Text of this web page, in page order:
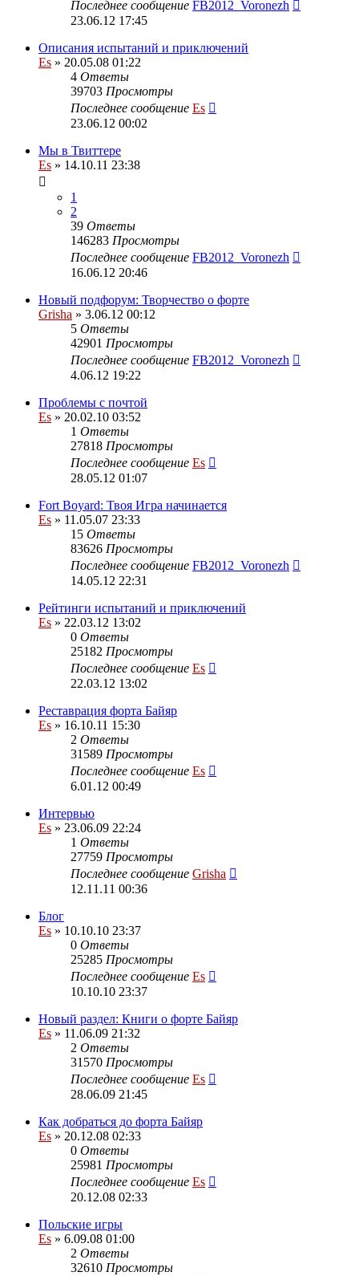
Последнее сообщение FB2012_Voronezh
23.06.12 17:45
Описания испытаний и приключений
Es » 20.05.08 01:22
4 Ответы
39703 Просмотры
Последнее сообщение Es
23.06.12 00:02
Мы в Твиттере
Es » 14.10.11 23:38
1
2
39 Ответы
146283 Просмотры
Последнее сообщение FB2012_Voronezh
16.06.12 20:46
Новый подфорум: Творчество о форте
Grisha » 3.06.12 00:12
5 Ответы
42901 Просмотры
Последнее сообщение FB2012_Voronezh
4.06.12 19:22
Проблемы с почтой
Es » 20.02.10 03:52
1 Ответы
27818 Просмотры
Последнее сообщение Es
28.05.12 01:07
Fort Boyard: Твоя Игра начинается
Es » 11.05.07 23:33
15 Ответы
83626 Просмотры
Последнее сообщение FB2012_Voronezh
14.05.12 22:31
Рейтинги испытаний и приключений
Es » 22.03.12 13:02
0 Ответы
25182 Просмотры
Последнее сообщение Es
22.03.12 13:02
Реставрация форта Байяр
Es » 16.10.11 15:30
2 Ответы
31589 Просмотры
Последнее сообщение Es
6.01.12 00:49
Интервью
Es » 23.06.09 22:24
1 Ответы
27759 Просмотры
Последнее сообщение Grisha
12.11.11 00:36
Блог
Es » 10.10.10 23:37
0 Ответы
25285 Просмотры
Последнее сообщение Es
10.10.10 23:37
Новый раздел: Книги о форте Байяр
Es » 11.06.09 21:32
2 Ответы
31570 Просмотры
Последнее сообщение Es
28.06.09 21:45
Как добраться до форта Байяр
Es » 20.12.08 02:33
0 Ответы
25981 Просмотры
Последнее сообщение Es
20.12.08 02:33
Польские игры
Es » 6.09.08 01:00
2 Ответы
32610 Просмотры